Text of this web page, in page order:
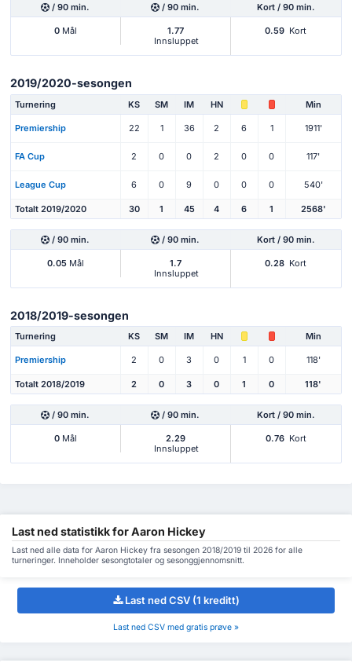
/ 90 min. / 90 min. Kort / 90 min.
0Mål
1.77
Innsluppet
0.59 Kort
2019/2020-sesongen
Turnering KS SM IM HN Min
Premiership 22 1 36 2 6 1 1911'
FA Cup 2 0 0 2 0 0 117'
League Cup 6 0 9 0 0 0 540'
Totalt 2019/2020 30 1 45 4 6 1 2568'
/ 90 min. / 90 min. Kort / 90 min.
0.05Mål
1.7
Innsluppet
0.28 Kort
2018/2019-sesongen
Turnering KS SM IM HN Min
Premiership 2 0 3 0 1 0 118'
Totalt 2018/2019 2 0 3 0 1 0 118'
/ 90 min. / 90 min. Kort / 90 min.
0Mål
2.29
Innsluppet
0.76 Kort
Last ned statistikk for Aaron Hickey
Last ned alle data for Aaron Hickey fra sesongen 2018/2019 til 2026 for alle
turneringer. Inneholder sesongtotaler og sesonggjennomsnitt.
Last ned CSV (1 kreditt)
Last ned CSV med gratis prøve »